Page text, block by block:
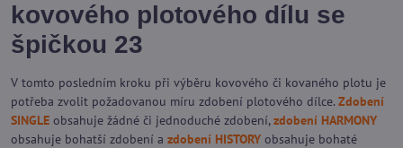
kovového plotového dílu se
špičkou 23
V tomto posledním kroku při výběru kovového či kovaného plotu je
potřeba zvolit požadovanou míru zdobení plotového dílce. Zdobení
SINGLE obsahuje žádné či jednoduché zdobení,zdobení HARMONY
obsahuje bohatší zdobení a zdobení HISTORY obsahuje bohaté